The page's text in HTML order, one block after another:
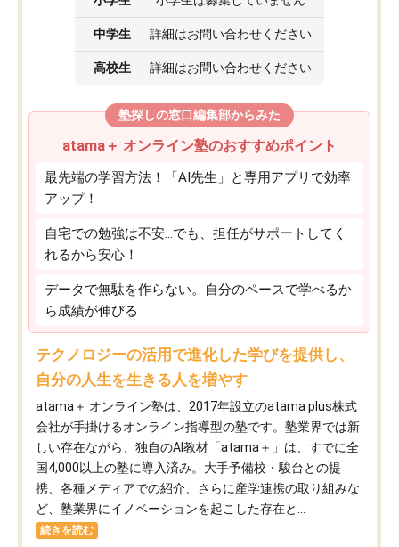
中学生 詳細はお問い合わせください
高校生 詳細はお問い合わせください
塾探しの窓口編集部からみた
atama＋ オンライン塾のおすすめポイント
最先端の学習方法！「AI先生」と専用アプリで効率
アップ！
自宅での勉強は不安…でも、担任がサポートしてく
れるから安心！
データで無駄を作らない。自分のペースで学べるか
ら成績が伸びる
テクノロジーの活用で進化した学びを提供し、
自分の人生を生きる人を増やす
atama＋ オンライン塾は、2017年設立のatama plus株式
会社が手掛けるオンライン指導型の塾です。塾業界では新
しい存在ながら、独自のAI教材「atama＋」は、すでに全
国4,000以上の塾に導入済み。大手予備校・駿台との提
携、各種メディアでの紹介、さらに産学連携の取り組みな
ど、塾業界にイノベーションを起こした存在と...
続きを読む